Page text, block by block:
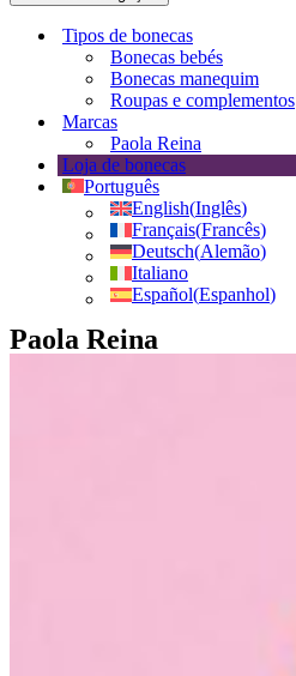
Tipos de bonecas
Bonecas bebés
Bonecas manequim
Roupas e complementos
Marcas
Paola Reina
Loja de bonecas
Português
English(Inglês)
Français(Francês)
Deutsch(Alemão)
Italiano
Español(Espanhol)
Paola Reina